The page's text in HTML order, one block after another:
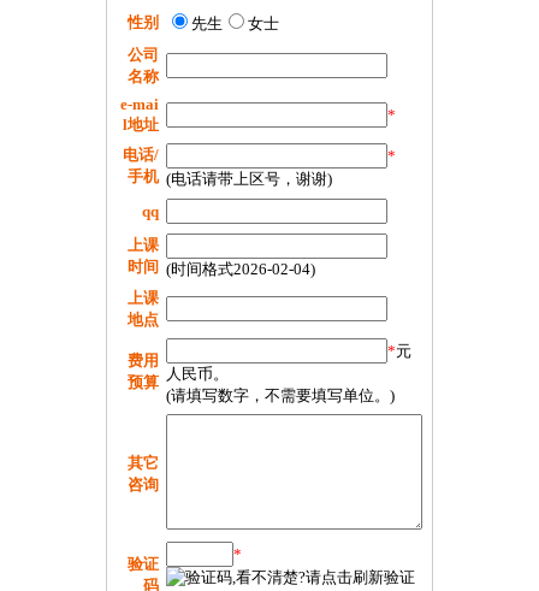
性别 先生
女士
公司
名称
e-mai
l地址
*
电话/
手机
*
(电话请带上区号，谢谢)
qq
上课
时间 (时间格式2026-02-04)
上课
地点
费用
预算
*元
人民币。
(请填写数字，不需要填写单位。)
其它
咨询
验证
码
*